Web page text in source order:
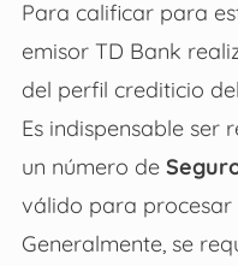
Para calificar para
emisor TD Bank
del perfil crediticio
Es indispensable ser
un número de
válido para
Generalmente, se